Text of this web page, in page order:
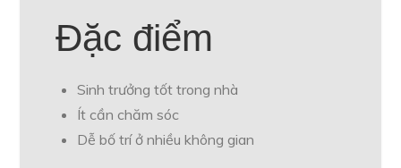
Đặc điểm
Sinh trưởng tốt trong nhà
Ít cần chăm sóc
Dễ bố trí ở nhiều không gian